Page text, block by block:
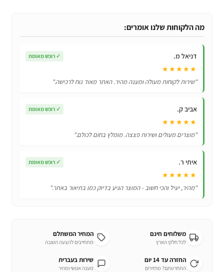
חשמלית
מזון
המושלם
לארוחות
חמות
ובכל
מקום!
מה הלקוחות שלנו אומרים:
דניאל מ. ✓ רוכש מאומת
★★★★★
"שירות לקוחות מעולה ומענה מהיר. האתר מאוד נוח לרכישה."
אביב ק. ✓ רוכש מאומת
★★★★★
"מוצרים מעולים ושירות פצצה. מומלץ בחום לכולם."
איתי ר. ✓ רוכש מאומת
★★★★★
"מהיר, יעיל והכי חשוב - המוצר הגיע בדיוק כמו בתיאור באתר."
משלוחים חינם
לכל חלקי הארץ
המחיר המשתלם
מתחייבים להצעה הטובה
החזרה עד 14 יום
התחרטתם? מחזירים
שירות בעברית
מענה אנושי ומהיר